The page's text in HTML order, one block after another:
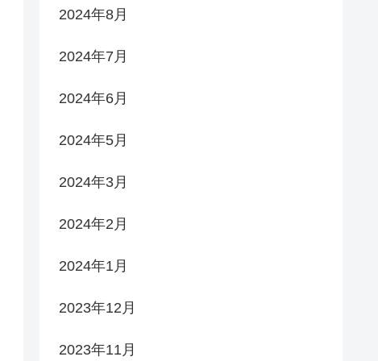
2024年8月
2024年7月
2024年6月
2024年5月
2024年3月
2024年2月
2024年1月
2023年12月
2023年11月